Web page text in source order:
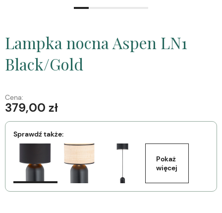
Lampka nocna Aspen LN1
Black/Gold
Cena:
379,00 zł
Sprawdź także:
Pokaż
więcej